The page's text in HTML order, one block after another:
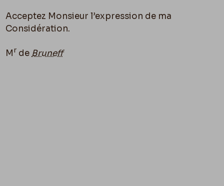
Acceptez Monsieur l’expression de ma
Considération.
Mr de Bruneff